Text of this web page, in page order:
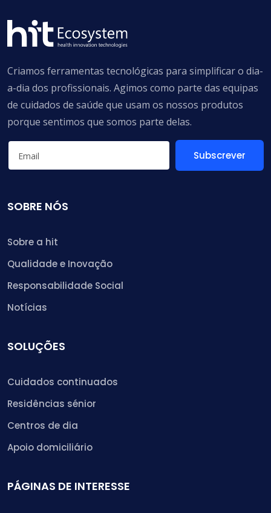
Criamos ferramentas tecnológicas para simplificar o dia-
a-dia dos profissionais. Agimos como parte das equipas
de cuidados de saúde que usam os nossos produtos
porque sentimos que somos parte delas.
Subscrever
SOBRE NÓS
Sobre a hit
Qualidade e Inovação
Responsabilidade Social
Notícias
SOLUÇÕES
Cuidados continuados
Residências sénior
Centros de dia
Apoio domiciliário
PÁGINAS DE INTERESSE